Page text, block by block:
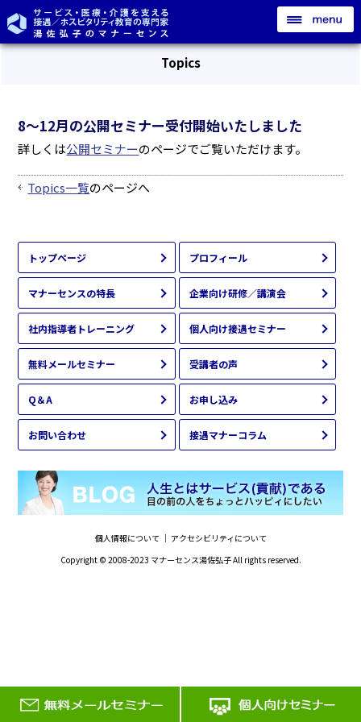
Topics
8～12月の公開セミナー受付開始いたしました
詳しくは公開セミナーのページでご覧いただけます。
Topics一覧のページへ
トップページ プロフィール
マナーセンスの特長 企業向け研修／講演会
社内指導者トレーニング 個人向け接遇セミナー
無料メールセミナー 受講者の声
Q＆A お申し込み
お問い合わせ 接遇マナーコラム
個人情報について ｜ アクセシビリティについて
Copyright © 2008-2023 マナーセンス湯佐弘子All rights reserved.